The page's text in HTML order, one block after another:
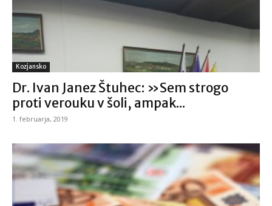
Kozjansko
Dr. Ivan Janez Štuhec: »Sem strogo
proti verouku v šoli, ampak...
1. februarja, 2019